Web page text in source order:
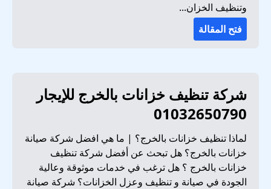
وتنظيف الخزان...
فتح المقالة
شركة تنظيف خزانات بالخرج للإيجار
01032650790
لماذا تنظيف خزانات بالخرج؟ | ما هي افضل شركة صيانة
خزانات بالخرج؟ هل تبحث عن أفضل شركة تنظيف
خزانات بالخرج ؟ هل ترغب في خدمات موثوقة وعالية
الجودة في صيانة و تنظيف وعزل الخزانات؟ شركة صيانة